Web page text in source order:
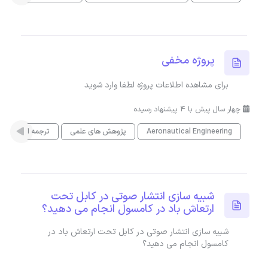
پروژه مخفی
برای مشاهده اطلاعات پروژه لطفا وارد شوید
چهار سال پیش با 4 پیشنهاد رسیده
Aeronautical Engineering
پژوهش های علمی ترجمه انگلیسی
شبیه سازی انتشار صوتی در کابل تحت
ارتعاش باد در کامسول انجام می دهید؟
شبیه سازی انتشار صوتی در کابل تحت ارتعاش باد در
کامسول انجام می دهید؟